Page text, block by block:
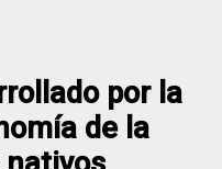
por la
de la